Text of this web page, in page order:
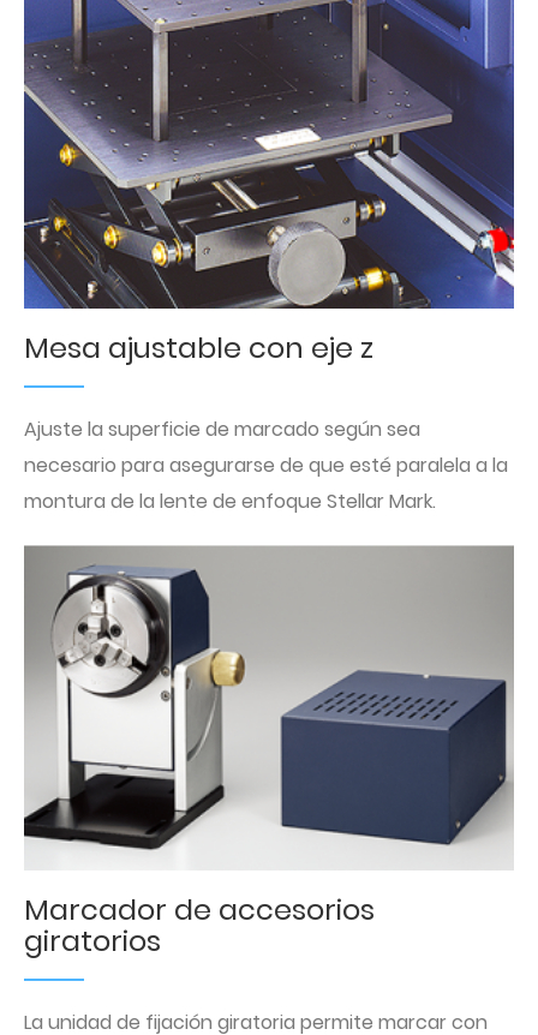
Mesa ajustable con eje z
Ajuste la superficie de marcado según sea
necesario para asegurarse de que esté paralela a la
montura de la lente de enfoque Stellar Mark.
Marcador de accesorios
giratorios
La unidad de fijación giratoria permite marcar con